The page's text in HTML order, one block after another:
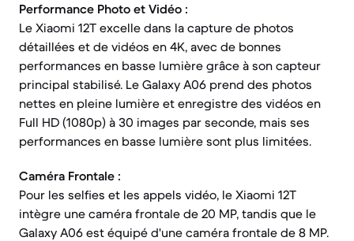
Performance Photo et Vidéo :
Le Xiaomi 12T excelle dans la capture de photos
détaillées et de vidéos en 4K, avec de bonnes
performances en basse lumière grâce à son capteur
principal stabilisé. Le Galaxy A06 prend des photos
nettes en pleine lumière et enregistre des vidéos en
Full HD (1080p) à 30 images par seconde, mais ses
performances en basse lumière sont plus limitées.
Caméra Frontale :
Pour les selfies et les appels vidéo, le Xiaomi 12T
intègre une caméra frontale de 20 MP, tandis que le
Galaxy A06 est équipé d'une caméra frontale de 8 MP.